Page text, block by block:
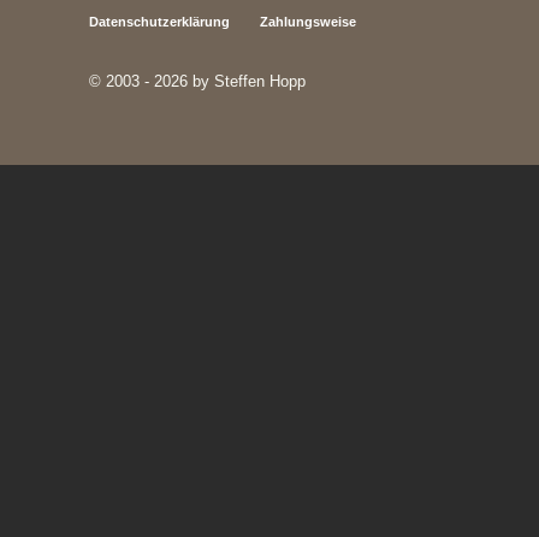
Datenschutzerklärung Zahlungsweise
© 2003 - 2026 by Steffen Hopp